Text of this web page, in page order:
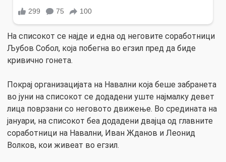
На списокот се најде и една од неговите соработници
Љубов Собол, која побегна во егзил пред да биде
кривично гонета.
Покрај организацијата на Навални која беше забранета
во јуни на списокот се додадени уште најмалку девет
лица поврзани со неговото движење. Во средината на
јануари, на списокот беа додадени двајца од главните
соработници на Навални, Иван Жданов и Леонид
Волков, кои живеат во егзил.